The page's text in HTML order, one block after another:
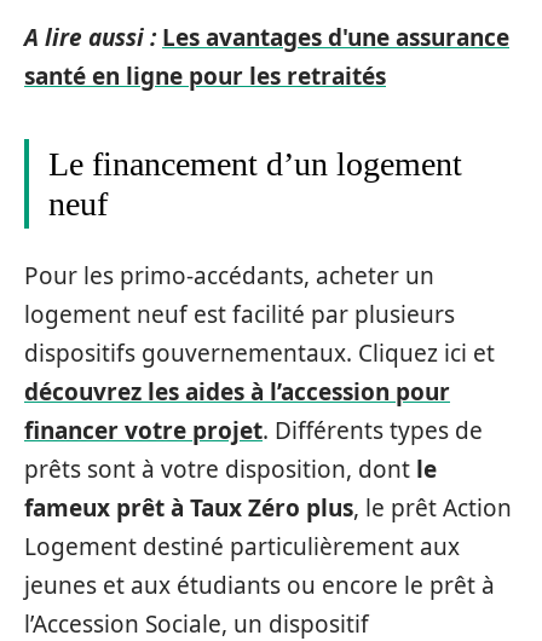
A lire aussi : Les avantages d'une assurance
santé en ligne pour les retraités
Le financement d’un logement
neuf
Pour les primo-accédants, acheter un
logement neuf est facilité par plusieurs
dispositifs gouvernementaux. Cliquez ici et
découvrez les aides à l’accession pour
financer votre projet. Différents types de
prêts sont à votre disposition, dont le
fameux prêt à Taux Zéro plus, le prêt Action
Logement destiné particulièrement aux
jeunes et aux étudiants ou encore le prêt à
l’Accession Sociale, un dispositif